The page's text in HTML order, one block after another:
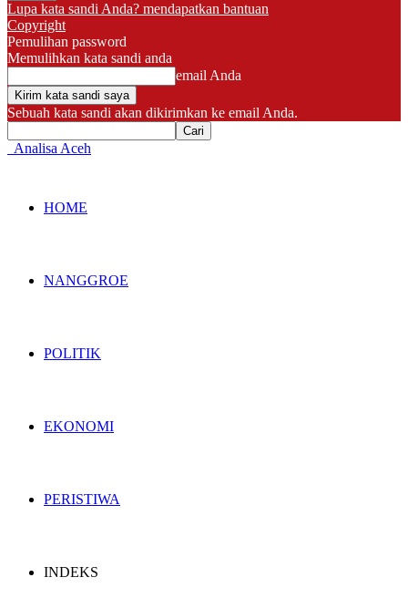
Lupa kata sandi Anda? mendapatkan bantuan
Copyright
Pemulihan password
Memulihkan kata sandi anda
email Anda
Sebuah kata sandi akan dikirimkan ke email Anda.
Analisa Aceh
HOME
NANGGROE
POLITIK
EKONOMI
PERISTIWA
INDEKS